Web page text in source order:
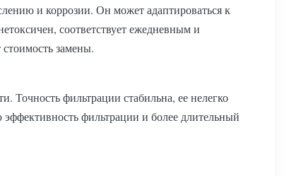
и коррозии. Он может адаптироваться к
соответствует ежедневным и
замены.
Точность фильтрации стабильна, ее нелегко
фильтрации и более длительный